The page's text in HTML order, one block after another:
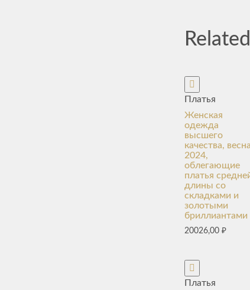
Платья
Женская
одежда
высшего
качества, весна
2024,
облегающие
платья
длины со
складками и
золотыми
бриллиантами
20026,00 ₽
Платья